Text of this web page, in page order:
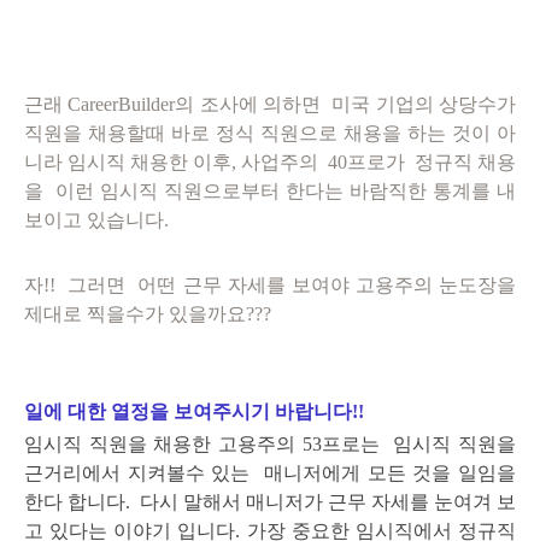
근래 CareerBuilder의 조사에 의하면 미국 기업의 상당수가
직원을 채용할때 바로 정식 직원으로 채용을 하는 것이 아
니라 임시직 채용한 이후, 사업주의 40프로가 정규직 채용
을 이런 임시직 직원으로부터 한다는 바람직한 통계를 내
보이고 있습니다.
자!! 그러면 어떤 근무 자세를 보여야 고용주의 눈도장을
제대로 찍을수가 있을까요???
일에 대한 열정을 보여주시기 바랍니다!!
임시직 직원을 채용한 고용주의 53프로는 임시직 직원을
근거리에서 지켜볼수 있는 매니저에게 모든 것을 일임을
한다 합니다. 다시 말해서 매니저가 근무 자세를 눈여겨 보
고 있다는 이야기 입니다. 가장 중요한 임시직에서 정규직